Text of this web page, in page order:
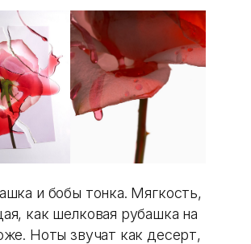
и бобы тонка. Мягкость,
как шелковая рубашка на
Ноты звучат как десерт,